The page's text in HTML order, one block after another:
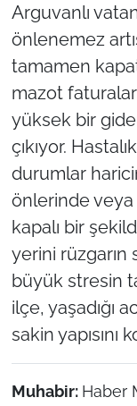
Arguvanlı
önlenemez
tamamen
mazot
yüksek bir
çıkıyor.
durumlar
önlerinde veya
kapalı bir
yerini rüzgarın
büyük stresin
ilçe, yaşadığı
sakin yapısını
Muhabir: Haber